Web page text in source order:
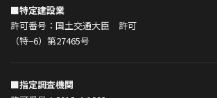
■特定建設業
許可番号：国土交通大臣 許可
（特−6）第27465号
■指定調査機関